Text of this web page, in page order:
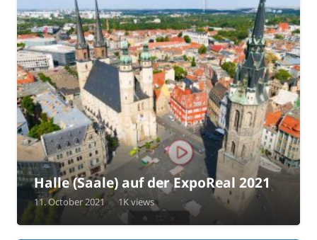
Halle (Saale) auf der ExpoReal 2021
11. October 2021 1Kviews